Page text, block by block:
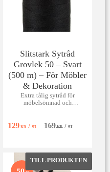
Slitstark Sytråd
Grovlek 50 – Svart
(500 m) – För Möbler
& Dekoration
Extra tålig sytråd för
möbelsömnad och
129 KR / st 169KR / st
till i favoriter Lägg till